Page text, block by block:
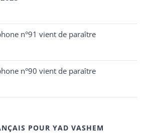
n°91 vient de paraître
n°90 vient de paraître
POUR YAD VASHEM